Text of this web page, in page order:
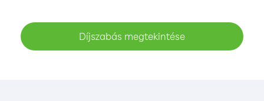
Díjszabás megtekintése